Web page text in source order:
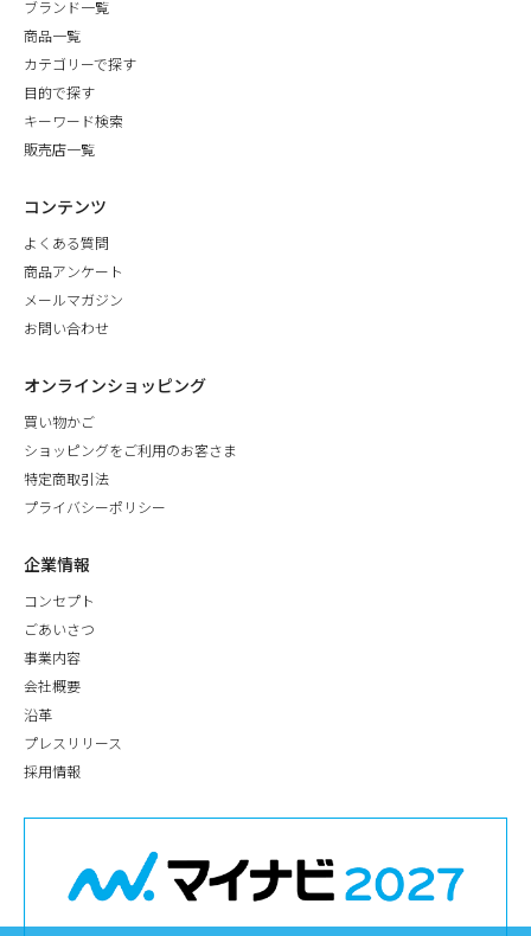
ブランド一覧
商品一覧
カテゴリーで探す
目的で探す
キーワード検索
販売店一覧
コンテンツ
よくある質問
商品アンケート
メールマガジン
お問い合わせ
オンラインショッピング
買い物かご
ショッピングをご利用のお客さま
特定商取引法
プライバシーポリシー
企業情報
コンセプト
ごあいさつ
事業内容
会社概要
沿革
プレスリリース
採用情報